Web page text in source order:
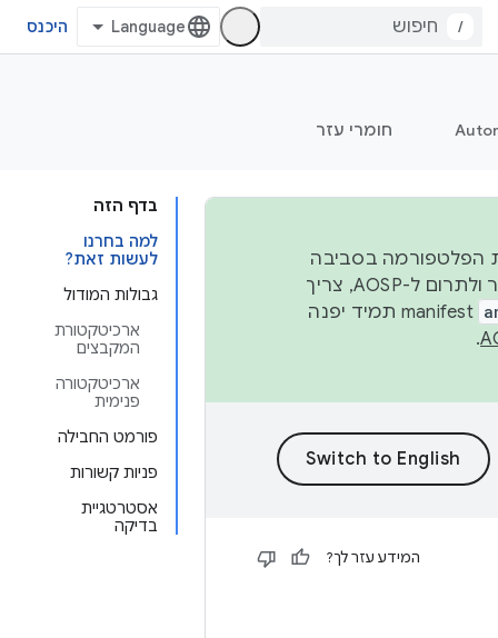
/ היכנס
חומרי עזר
בדף הזה
למה בחרנו
לעשות זאת?
גבולות המודול
ארכיטקטורת
המקבצים
ארכיטקטורה
פנימית
פורמט החבילה
פניות קשורות
אסטרטגיית
בדיקה
הפלטפורמה בסביבה
העסקית, נפרסם קוד מקור ב-AOSP ברבעון השני וברבעון הרביעי. כדי ליצור ולתרום ל-AOSP, צריך
manifest תמיד יפנה
.
המידע עזר לך?